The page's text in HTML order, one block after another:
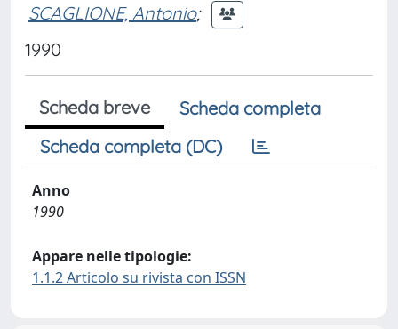
SCAGLIONE, Antonio;
1990
Scheda breve
Scheda completa
Scheda completa (DC)
Anno
1990
Appare nelle tipologie:
1.1.2 Articolo su rivista con ISSN